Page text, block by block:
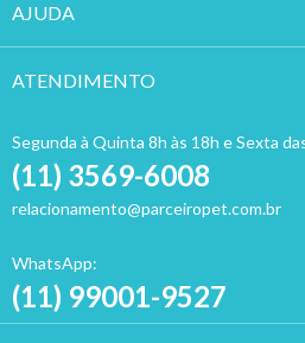
AJUDA
ATENDIMENTO
Segunda à Quinta 8h às 18h e Sexta
(11) 3569-6008
relacionamento@parceiropet.com.br
WhatsApp:
(11) 99001-9527